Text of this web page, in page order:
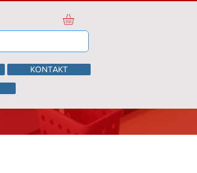
KONTAKT